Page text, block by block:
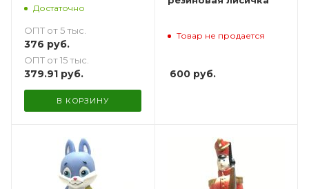
Достаточно
ОПТ от 5 тыс.
376 руб.
ОПТ от 15 тыс.
379.91 руб.
В КОРЗИНУ
Товар не продается
600руб.